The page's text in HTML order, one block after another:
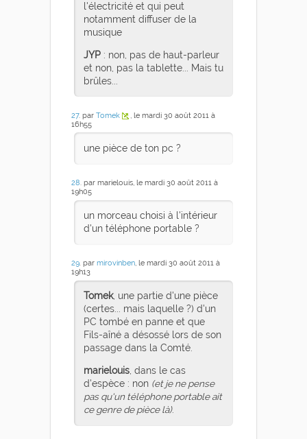
l'électricité et qui peut
notamment diffuser de la
musique
JYP: non, pas de haut-parleur
et non, pas la tablette... Mais tu
brûles...
27. par Tomek
, le mardi 30 août 2011 à
16h55
une pièce de ton pc ?
28. par marielouis, le mardi 30 août 2011 à
19h05
un morceau choisi à l'intérieur
d'un téléphone portable ?
29. par mirovinben, le mardi 30 août 2011 à
19h13
Tomek, une partie d'une pièce
(certes... mais laquelle ?) d'un
PC tombé en panne et que
Fils-aîné a désossé lors de son
passage dans la Comté.
marielouis, dans le cas
d'espèce : non (et je ne pense
pas qu'un téléphone portable ait
ce genre de pièce là).